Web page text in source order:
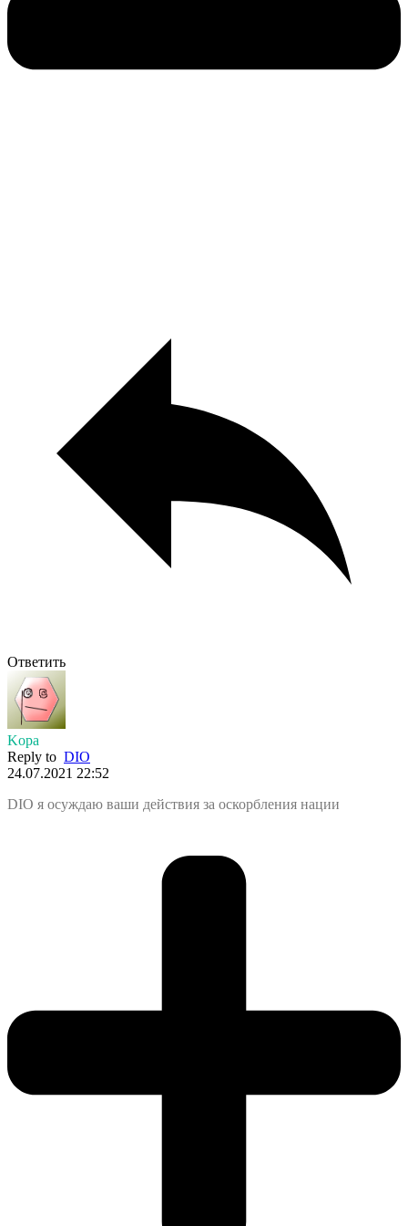
Ответить
Kopa
Reply to DIO
24.07.2021 22:52
DIO я осуждаю ваши действия за оскорбления нации